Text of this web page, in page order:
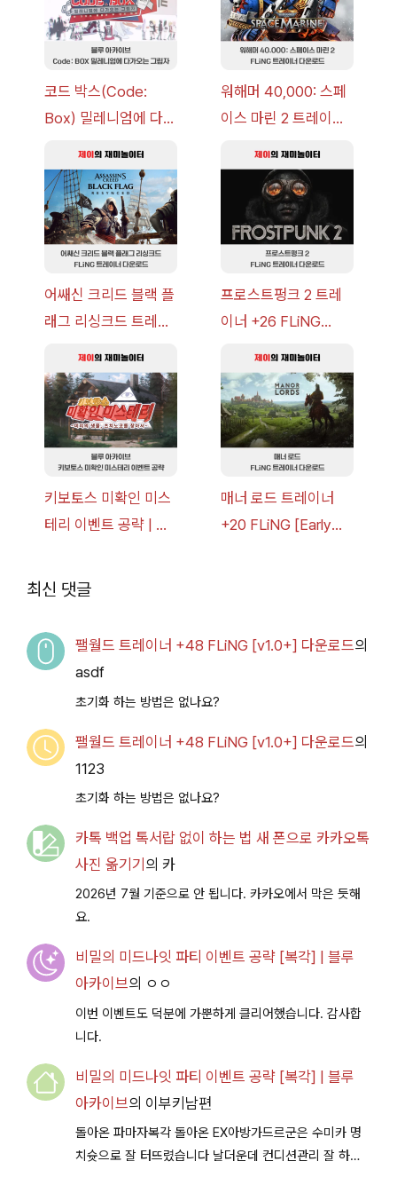
코드 박스(Code:
Box) 밀레니엄에 다가
략 [복각] | 블루 아카
이브
워해머 40,000: 스페
이스 마린 2 트레이너
v14.0+] 다운로드
어쌔신 크리드 블랙 플
래그 리싱크드 트레이
v1.0+] 다운로드
프로스트펑크 2 트레
이너 +26 FLiNG
드
키보토스 미확인 미스
테리 이벤트 공략 | 블
매너 로드 트레이너
+20 FLiNG [Early
최신 댓글
팰월드 트레이너 +48 FLiNG [v1.0+] 다운로드의
asdf
초기화 하는 방법은 없나요?
팰월드 트레이너 +48 FLiNG [v1.0+] 다운로드의
1123
초기화 하는 방법은 없나요?
카톡 백업 톡서랍 없이 하는 법 새 폰으로 카카오톡
사진 옮기기 의 카
2026년 7월 기준으로 안 됩니다. 카카오에서 막은 듯해
요.
비밀의 미드나잇 파티 이벤트 공략 [복각] | 블루
아카이브의 ㅇㅇ
이번 이벤트도 덕분에 가뿐하게 클리어했습니다. 감사합
니다.
비밀의 미드나잇 파티 이벤트 공략 [복각] | 블루
아카이브의 이부키남편
돌아온 파마자복각 돌아온 EX아방가드르군은 수미카 명
치슛으로 잘 터뜨렸습니다 날더운데 컨디션관리 잘 하시